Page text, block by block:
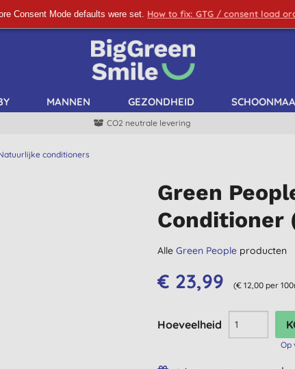
Consent Mode defaults were set. How to fix: GTG / consent load
SCHRIJF ME IN!
MANNEN GEZONDHEID
CO2 neutrale levering
conditioners
Green
Conditioner
AlleGreen People producten
€ 23,99 (€ 12,00 per
Hoeveelheid
Op